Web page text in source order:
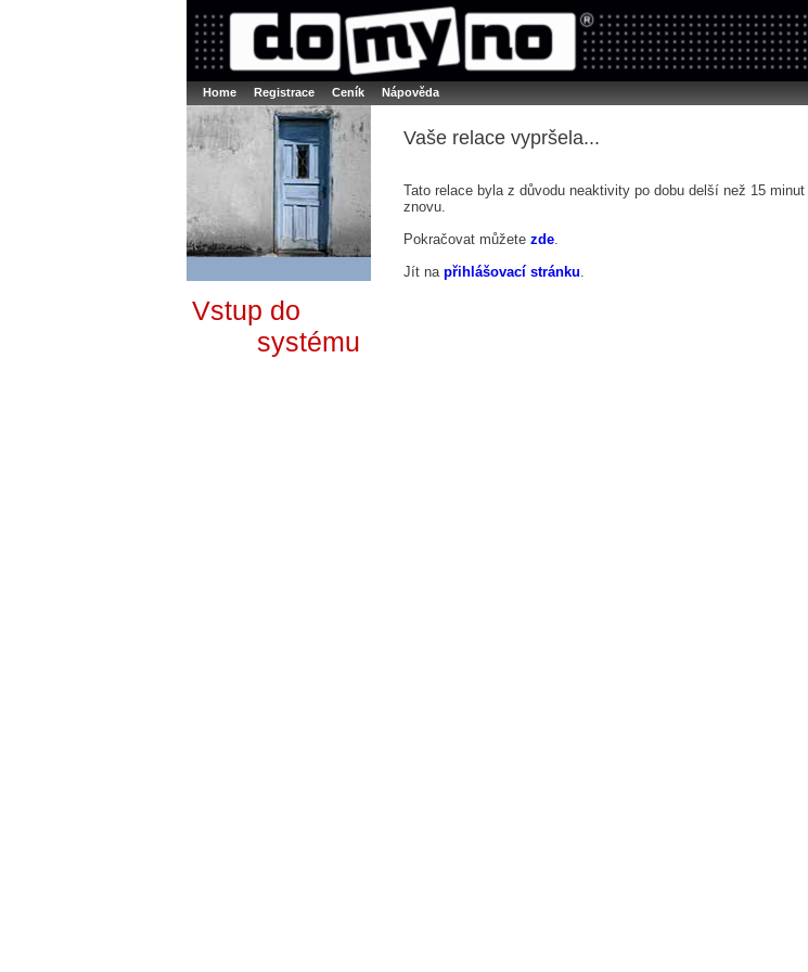
Booker online rezerva�n� syst�m Nower systems s.r.o - Online rezerva�n� syst�my
Rezervujse - Port�l pro online rezervace sportu Sports booking system
Home Registrace Ceník Nápověda
Vstup do
systému
Vaše relace vypršela...
Tato relace byla z důvodu neaktivity po dobu delší než 15
znovu.
Pokračovat můžete zde.
Jít na přihlášovací stránku.